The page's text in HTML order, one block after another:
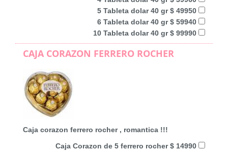
5 Tableta dolar 40 gr $ 49950
6 Tableta dolar 40 gr $ 59940
10 Tableta dolar 40 gr $ 99990
CAJA CORAZON FERRERO ROCHER
Caja corazon ferrero rocher , romantica !!!
Caja Corazon de 5 ferrero rocher $ 14990